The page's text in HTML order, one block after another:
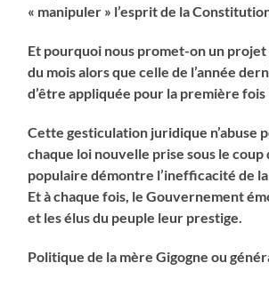
« manipuler » l’esprit de la
Et pourquoi nous promet-on un
du mois alors que celle de l’année
d’être appliquée pour la première fois
Cette gesticulation juridique n’abuse
chaque loi nouvelle prise sous le coup
populaire démontre l’inefficacité de
Et à chaque fois, le Gouvernement
et les élus du peuple leur prestige.
Politique de la mère Gigogne ou